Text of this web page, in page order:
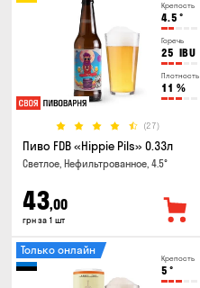
Крепость
4.5 °
Горечь
25 IBU
Плотность
11 %
(27)
Пиво FDB «Hippie Pils» 0.33л
Светлое, Нефильтрованное, 4.5°
43,00
грн за 1 шт
Крепость
5 °
Только онлайн